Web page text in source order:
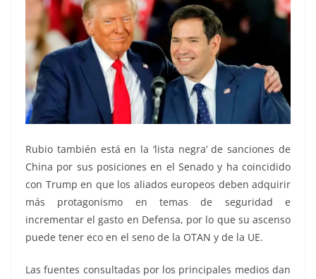
Rubio también está en la ‘lista negra’ de sanciones de
China por sus posiciones en el Senado y ha coincidido
con Trump en que los aliados europeos deben adquirir
más protagonismo en temas de seguridad e
incrementar el gasto en Defensa, por lo que su ascenso
puede tener eco en el seno de la OTAN y de la UE.
Las fuentes consultadas por los principales medios dan